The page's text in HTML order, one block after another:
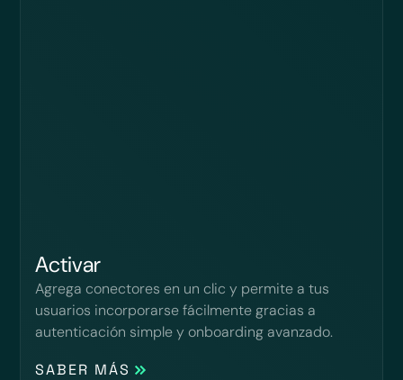
Activar
Agrega conectores en un clic y permite a tus
usuarios incorporarse fácilmente gracias a
autenticación simple y onboarding avanzado.
SABER MÁS